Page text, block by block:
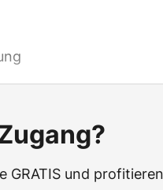
GRATIS und